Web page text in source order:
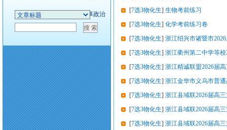
时事政治
[7选3物化生] 生物考前练习
[7选3物化生] 化学考前练习卷
[7选3物化生] 浙江绍兴市诸暨市
[7选3物化生] 浙江衢州第二中学等
[7选3物化生] 浙江精诚联盟2026届
[7选3物化生] 浙江金华市义乌市普
[7选3物化生] 浙江县域联2026届高
[7选3物化生] 浙江县域联2026届高
[7选3物化生] 浙江县域联2026届高